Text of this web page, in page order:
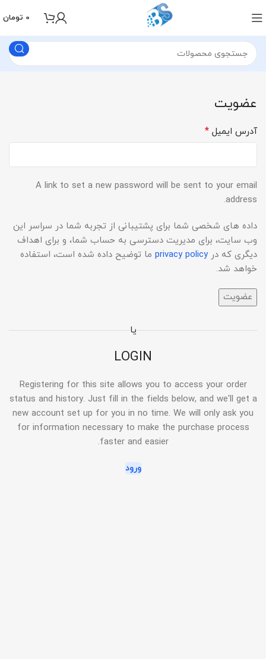
0 تومان
عضویت
آدرس ایمیل *
A link to set a new password will be sent to your email
address.
داده های شخصی شما برای پشتیبانی از تجربه شما در سراسر این
وب سایت، برای مدیریت دسترسی به حساب شما، و برای اهداف
دیگری که درprivacy policy ما توضیح داده شده است، استفاده
خواهد شد.
عضویت
یا
LOGIN
Registering for this site allows you to access your order
status and history. Just fill in the fields below, and we'll get a
new account set up for you in no time. We will only ask you
for information necessary to make the purchase process
faster and easier.
ورود